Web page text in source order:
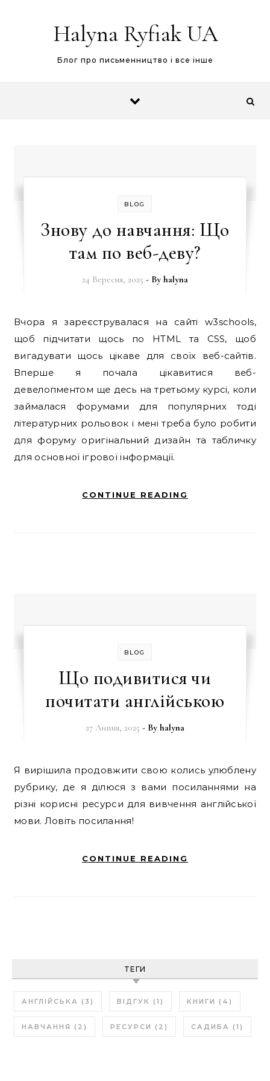
Halyna Ryfiak UA
Блог про письменництво і все інше
BLOG
Знову до навчання: Що
там по веб-деву?
24 Вересня, 2025 - By halyna
Вчора я зареєструвалася на сайті w3schools,
щоб підчитати щось по HTML та CSS, щоб
вигадувати щось цікаве для своїх веб-сайтів.
Вперше я почала цікавитися веб-
девелопментом ще десь на третьому курсі, коли
займалася форумами для популярних тоді
літературних рольовок і мені треба було робити
для форуму оригінальний дизайн та табличку
для основної ігрової інформації.
CONTINUE READING
BLOG
Що подивитися чи
почитати англійською
27 Липня, 2025 - By halyna
Я вирішила продовжити свою колись улюблену
рубрику, де я ділюся з вами посиланнями на
різні корисні ресурси для вивчення англійської
мови. Ловіть посилання!
CONTINUE READING
ТЕГИ
АНГЛІЙСЬКА (3) ВІДГУК (1) КНИГИ (4)
НАВЧАННЯ (2) РЕСУРСИ (2) САДИБА (1)